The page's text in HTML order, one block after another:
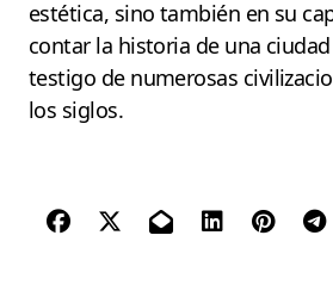
estética, sino también en su
contar la historia de una
testigo de numerosas
los siglos.